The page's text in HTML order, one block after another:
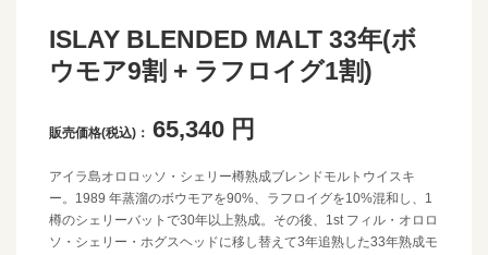
ISLAY BLENDED MALT 33年(ボ
ウモア9割 + ラフロイグ1割)
販売価格(税込)： 65,340 円
アイラ島オロロッソ・シェリー樽熟成ブレンドモルトウイスキ
ー。1989 年蒸溜のボウモアを90%、ラフロイグを10%混和し、1
樽のシェリーバットで30年以上熟成。その後、1st フィル・オロロ
ソ・シェリー・ホグスヘッドに移し替えて3年追熟した33年熟成モ